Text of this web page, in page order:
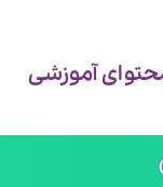
آموزشی